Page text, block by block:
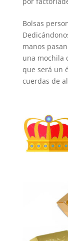
Bolsas
manos
una mochila
que será un
cuerdas de